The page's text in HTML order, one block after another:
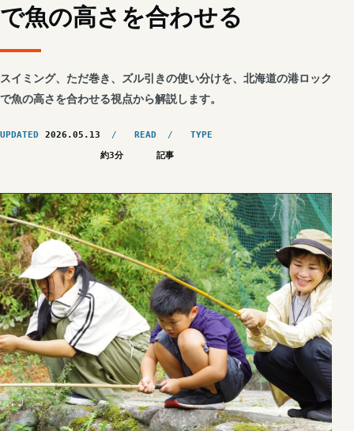
で魚の高さを合わせる
スイミング、ただ巻き、ズル引きの使い分けを、北海道の港ロック
で魚の高さを合わせる視点から解説します。
UPDATED 2026.05.13
READ
約3分
TYPE
記事